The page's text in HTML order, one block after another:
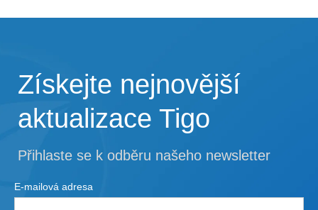
Získejte nejnovější
aktualizace Tigo
Přihlaste se k odběru našeho newsletter
E-mailová adresa